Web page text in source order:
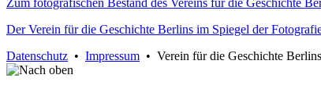
Zum fotografischen Bestand des Vereins für die Geschichte
Der Verein für die Geschichte Berlins im Spiegel der
Datenschutz • Impressum • Verein für die Geschichte